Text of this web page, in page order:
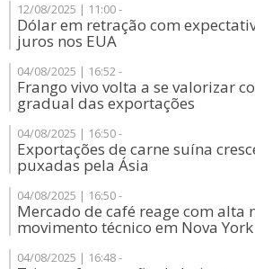
12/08/2025 | 11:00 -
Dólar em retração com
juros nos EUA
04/08/2025 | 16:52 -
Frango vivo volta a se valorizar
gradual das exportações
04/08/2025 | 16:50 -
Exportações de carne suína
puxadas pela Ásia
04/08/2025 | 16:50 -
Mercado de café reage com alta
movimento técnico em Nova York
04/08/2025 | 16:48 -